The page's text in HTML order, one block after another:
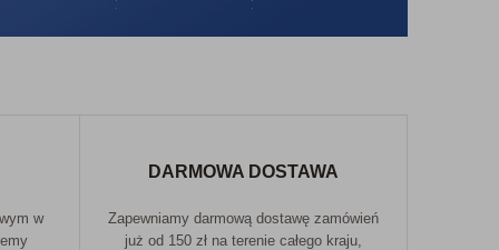
w
DARMOWA DOSTAWA
Zapewniamy darmową dostawę zamówień
już od 150 zł na terenie całego kraju,